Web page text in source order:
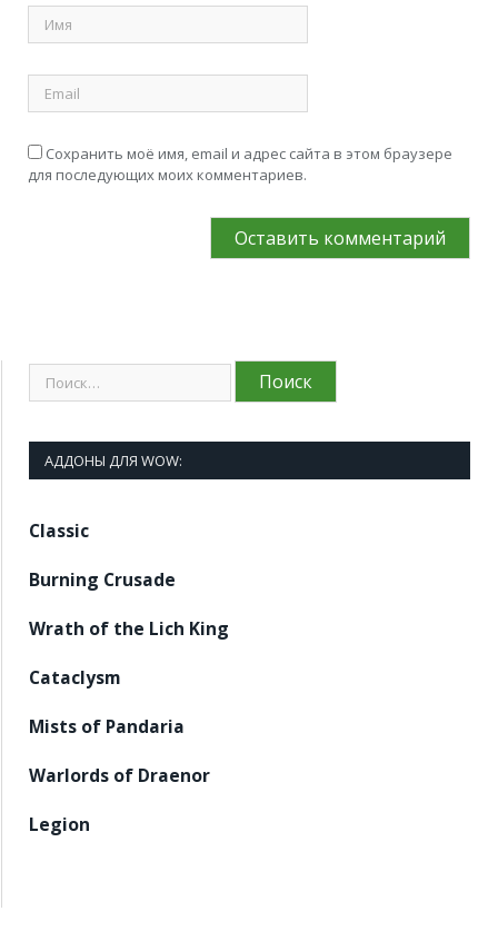
Сохранить моё имя, email и адрес сайта в этом браузере
для последующих моих комментариев.
АДДОНЫ ДЛЯ WOW:
Classic
Burning Crusade
Wrath of the Lich King
Cataclysm
Mists of Pandaria
Warlords of Draenor
Legion